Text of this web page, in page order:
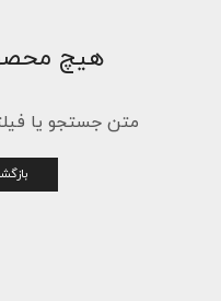
هیچ
متن جستجو یا